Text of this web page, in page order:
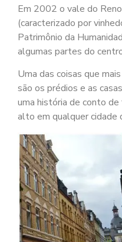
Em 2002 o vale do
(caracterizado por
Patrimônio da
algumas partes do
Uma das coisas que
são os prédios e as
uma história de conto
alto em qualquer cidade